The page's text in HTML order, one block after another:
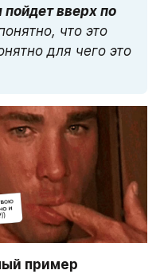
пойдет вверх по
что это
для чего это
пример